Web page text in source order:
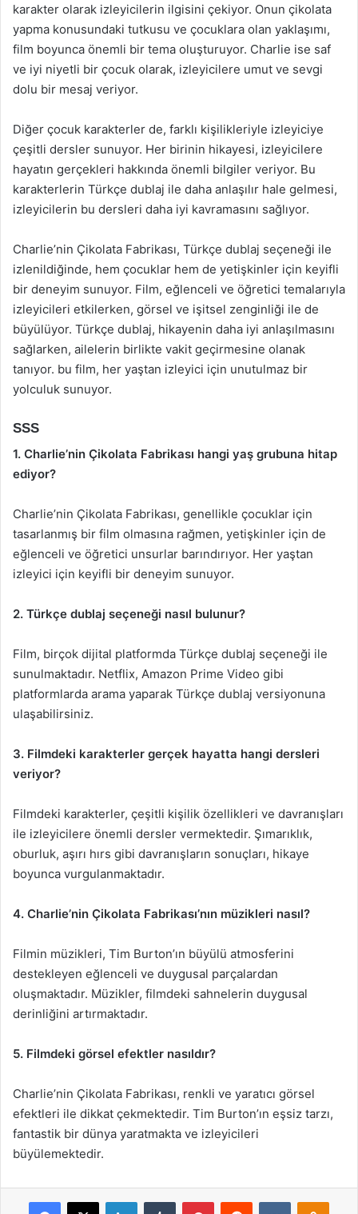
karakter olarak izleyicilerin ilgisini çekiyor. Onun çikolata
yapma konusundaki tutkusu ve çocuklara olan yaklaşımı,
film boyunca önemli bir tema oluşturuyor. Charlie ise saf
ve iyi niyetli bir çocuk olarak, izleyicilere umut ve sevgi
dolu bir mesaj veriyor.
Diğer çocuk karakterler de, farklı kişilikleriyle izleyiciye
çeşitli dersler sunuyor. Her birinin hikayesi, izleyicilere
hayatın gerçekleri hakkında önemli bilgiler veriyor. Bu
karakterlerin Türkçe dublaj ile daha anlaşılır hale gelmesi,
izleyicilerin bu dersleri daha iyi kavramasını sağlıyor.
Charlie’nin Çikolata Fabrikası, Türkçe dublaj seçeneği ile
izlenildiğinde, hem çocuklar hem de yetişkinler için keyifli
bir deneyim sunuyor. Film, eğlenceli ve öğretici temalarıyla
izleyicileri etkilerken, görsel ve işitsel zenginliği ile de
büyülüyor. Türkçe dublaj, hikayenin daha iyi anlaşılmasını
sağlarken, ailelerin birlikte vakit geçirmesine olanak
tanıyor. bu film, her yaştan izleyici için unutulmaz bir
yolculuk sunuyor.
SSS
1. Charlie’nin Çikolata Fabrikası hangi yaş grubuna hitap
ediyor?
Charlie’nin Çikolata Fabrikası, genellikle çocuklar için
tasarlanmış bir film olmasına rağmen, yetişkinler için de
eğlenceli ve öğretici unsurlar barındırıyor. Her yaştan
izleyici için keyifli bir deneyim sunuyor.
2. Türkçe dublaj seçeneği nasıl bulunur?
Film, birçok dijital platformda Türkçe dublaj seçeneği ile
sunulmaktadır. Netflix, Amazon Prime Video gibi
platformlarda arama yaparak Türkçe dublaj versiyonuna
ulaşabilirsiniz.
3. Filmdeki karakterler gerçek hayatta hangi dersleri
veriyor?
Filmdeki karakterler, çeşitli kişilik özellikleri ve davranışları
ile izleyicilere önemli dersler vermektedir. Şımarıklık,
oburluk, aşırı hırs gibi davranışların sonuçları, hikaye
boyunca vurgulanmaktadır.
4. Charlie’nin Çikolata Fabrikası’nın müzikleri nasıl?
Filmin müzikleri, Tim Burton’ın büyülü atmosferini
destekleyen eğlenceli ve duygusal parçalardan
oluşmaktadır. Müzikler, filmdeki sahnelerin duygusal
derinliğini artırmaktadır.
5. Filmdeki görsel efektler nasıldır?
Charlie’nin Çikolata Fabrikası, renkli ve yaratıcı görsel
efektleri ile dikkat çekmektedir. Tim Burton’ın eşsiz tarzı,
fantastik bir dünya yaratmakta ve izleyicileri
büyülemektedir.
Facebook
X LinkedInTumblr PinterestReddit VKontakte